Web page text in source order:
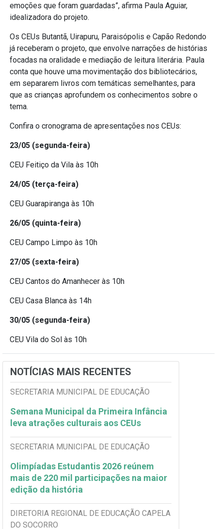
emoções que foram guardadas”, afirma Paula Aguiar,
idealizadora do projeto.
Os CEUs Butantã, Uirapuru, Paraisópolis e Capão Redondo
já receberam o projeto, que envolve narrações de histórias
focadas na oralidade e mediação de leitura literária. Paula
conta que houve uma movimentação dos bibliotecários,
em separarem livros com temáticas semelhantes, para
que as crianças aprofundem os conhecimentos sobre o
tema.
Confira o cronograma de apresentações nos CEUs:
23/05 (segunda-feira)
CEU Feitiço da Vila às 10h
24/05 (terça-feira)
CEU Guarapiranga às 10h
26/05 (quinta-feira)
CEU Campo Limpo às 10h
27/05 (sexta-feira)
CEU Cantos do Amanhecer às 10h
CEU Casa Blanca às 14h
30/05 (segunda-feira)
CEU Vila do Sol às 10h
NOTÍCIAS MAIS RECENTES
SECRETARIA MUNICIPAL DE EDUCAÇÃO
Semana Municipal da Primeira Infância
leva atrações culturais aos CEUs
SECRETARIA MUNICIPAL DE EDUCAÇÃO
Olimpíadas Estudantis 2026 reúnem
mais de 220 mil participações na maior
edição da história
DIRETORIA REGIONAL DE EDUCAÇÃO CAPELA
DO SOCORRO